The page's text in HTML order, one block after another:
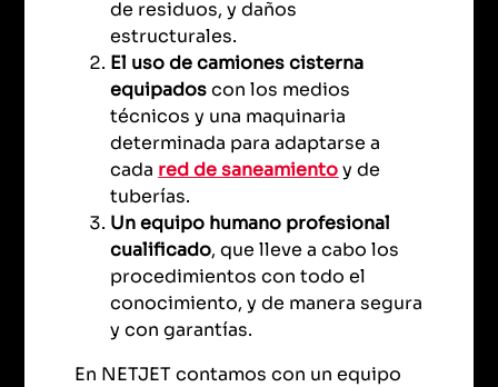
de residuos, y daños
estructurales.
El uso de camiones cisterna
equipadoscon los medios
técnicos y una maquinaria
determinada para adaptarse a
cada red de saneamientoy de
tuberías.
Un equipo humano profesional
cualificado, que lleve a cabo los
procedimientos con todo el
conocimiento, y de manera segura
y con garantías.
En NETJET contamos con un equipo